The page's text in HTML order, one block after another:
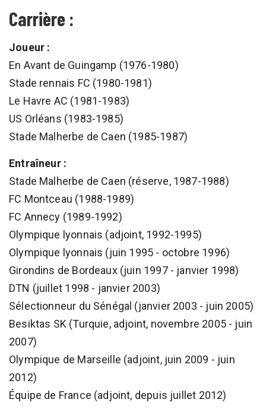
Carrière :
Joueur :
En Avant de Guingamp (1976-1980)
Stade rennais FC (1980-1981)
Le Havre AC (1981-1983)
US Orléans (1983-1985)
Stade Malherbe de Caen (1985-1987)
Entraîneur :
Stade Malherbe de Caen (réserve, 1987-1988)
FC Montceau (1988-1989)
FC Annecy (1989-1992)
Olympique lyonnais (adjoint, 1992-1995)
Olympique lyonnais (juin 1995 - octobre 1996)
Girondins de Bordeaux (juin 1997 - janvier 1998)
DTN (juillet 1998 - janvier 2003)
Sélectionneur du Sénégal (janvier 2003 - juin 2005)
Besiktas SK (Turquie, adjoint, novembre 2005 - juin
2007)
Olympique de Marseille (adjoint, juin 2009 - juin
2012)
Équipe de France (adjoint, depuis juillet 2012)